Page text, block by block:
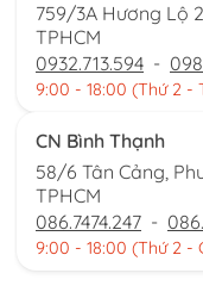
759/3A Hương Lộ
TPHCM
0932.713.594 -
9:00 - 18:00 (Thứ 2 -
CN Bình Thạnh
58/6 Tân Cảng,
TPHCM
086.7474.247 -
9:00 - 18:00 (Thứ 2 -